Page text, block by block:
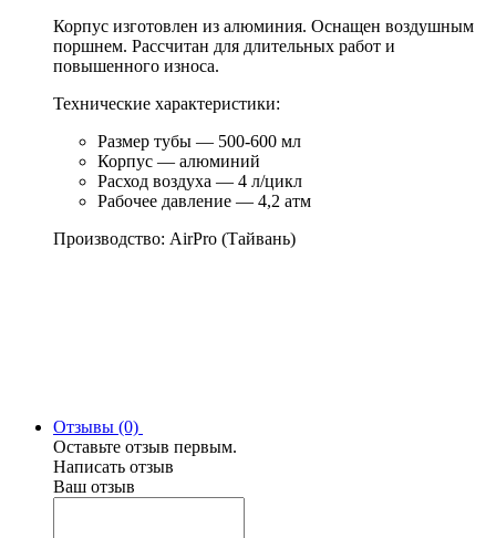
Корпус изготовлен из алюминия. Оснащен воздушным
поршнем. Рассчитан для длительных работ и
повышенного износа.
Технические характеристики:
Размер тубы — 500-600 мл
Корпус — алюминий
Расход воздуха — 4 л/цикл
Рабочее давление — 4,2 атм
Производство: AirPro (Тайвань)
Отзывы (0)
Оставьте отзыв первым.
Написать отзыв
Ваш отзыв